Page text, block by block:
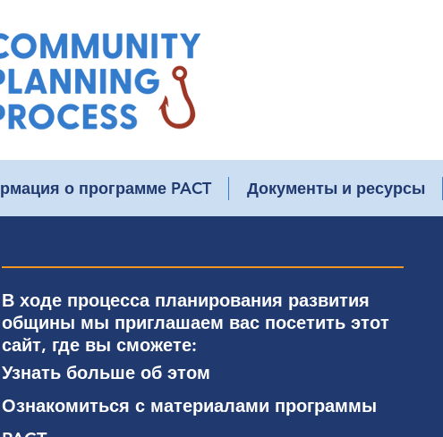
о программе PACT Документы и ресурсы
В ходе процесса планирования развития
общины мы приглашаем вас посетить этот
сайт, где вы сможете:
Узнать больше об этом
Ознакомиться с материалами программы